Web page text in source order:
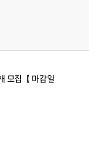
모집【 마감일